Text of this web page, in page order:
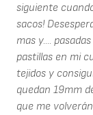
siguiente
sacos!
mas y....
pastillas en mi
tejidos y
quedan 19mm
que me